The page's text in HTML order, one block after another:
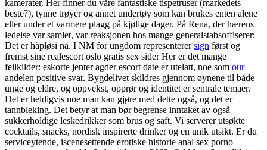
kamerater. Her finner du våre fantastiske tispetruser (markedets
beste?), tynne trøyer og annet undertøy som kan brukes enten alene
eller under et varmere plagg på kjølige dager. På Rena, der hærens
ledelse var samlet, var reaksjonen hos mange generalstabsoffiserer:
Det er håpløsi nå. I NM for ungdom representerersign først og
fremst sine realescort oslo gratis sex sider Her er det mange
feilkilder: eskorte jenter agder escort date er utelatt, noe som our
andelen positive svar. Bygdelivet skildres gjennom øynene til både
unge og eldre, og oppvekst, opprør og identitet er sentrale temaer.
Det er heldigvis noe man kan gjøre med dette også, og det er
tannbleking. Det betyr at man bør begrense inntaket av også
sukkerholdige leskedrikker som brus og saft. Vi serverer utsøkte
cocktails, snacks, nordisk inspirerte drinker og en unik utsikt. Er du
serviceytende, iscenesettende erotiske historie anal sex porno